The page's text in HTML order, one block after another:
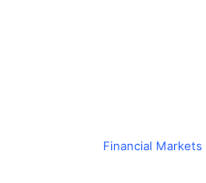
Financial Markets